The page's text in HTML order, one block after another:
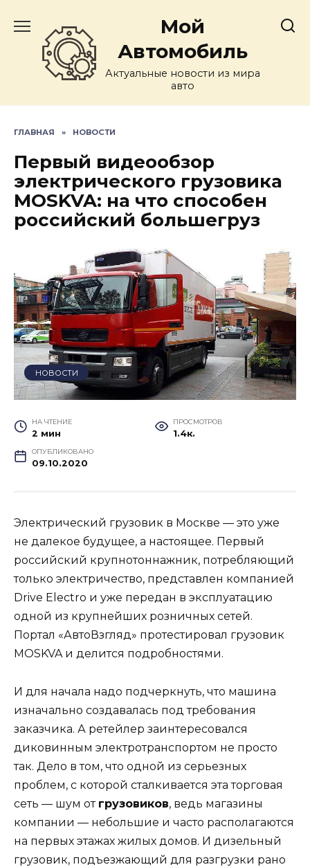
содержанию
Мой
Автомобиль
Актуальные новости из мира
авто
ГЛАВНАЯ » НОВОСТИ
Первый видеообзор
электрического грузовика
MOSKVA: на что способен
российский большегруз
НОВОСТИ
НА ЧТЕНИЕ
2 мин
ПРОСМОТРОВ
1.4к.
ОПУБЛИКОВАНО
09.10.2020
Электрический грузовик в Москве — это уже
не далекое будущее, а настоящее. Первый
российский крупнотоннажник, потребляющий
только электричество, представлен компанией
Drive Electro и уже передан в эксплуатацию
одной из крупнейших розничных сетей.
Портал «АвтоВзгляд» протестировал грузовик
MOSKVA и делится подробностями.
И для начала надо подчеркнуть, что машина
изначально создавалась под требования
заказчика. А ретейлер заинтересовался
диковинным электротранспортом не просто
так. Дело в том, что одной из серьезных
проблем, с которой сталкивается эта торговая
сеть — шум от грузовиков, ведь магазины
компании — небольшие и часто располагаются
на первых этажах жилых домов. И дизельный
грузовик, подъезжающий для разгрузки рано